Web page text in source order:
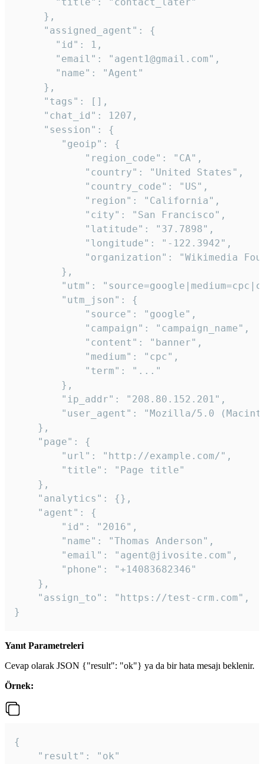
     },
     "assigned_agent": {
       "id": 1,
       "email": "agent1@gmail.com",
       "name": "Agent"
     },
     "tags": [],
     "chat_id": 1207,
     "session": {
        "geoip": {
            "region_code": "CA",
            "country": "United States",
            "country_code": "US",
            "region": "California",
            "city": "San Francisco",
            "latitude": "37.7898",
            "longitude": "-122.3942",
"organization": "Wikimedia
        },
"utm":
        "utm_json": {
            "source": "google",
            "campaign": "campaign_name",
            "content": "banner",
            "medium": "cpc",
            "term": "..."
        },
        "ip_addr": "208.80.152.201",
"user_agent": "Mozilla/5.0
    },
    "page": {
        "url": "http://example.com/",
        "title": "Page title"
    },
    "analytics": {},
    "agent": {
        "id": "2016",
        "name": "Thomas Anderson",
        "email": "agent@jivosite.com",
        "phone": "+14083682346"
    },
    "assign_to": "https://test-crm.com",
}
Yanıt Parametreleri
Cevap olarak JSON {"result": "ok"} ya da bir hata mesajı beklenir.
Örnek:
{
    "result": "ok"